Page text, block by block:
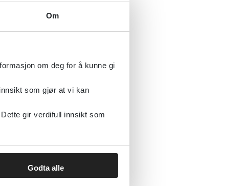
Om
om deg for å kunne gi
som gjør at vi kan
gir verdifull innsikt som
Godta alle